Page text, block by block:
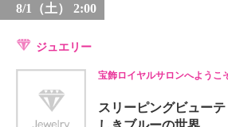
8/1（土） 2:00
ジュエリー
宝飾ロイヤルサロンへようこ
スリーピングビュー